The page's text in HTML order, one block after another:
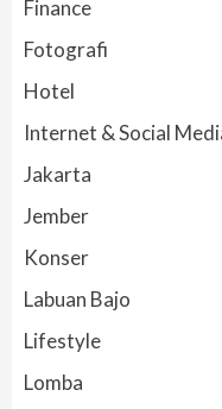
Finance
Fotografi
Hotel
Internet & Social
Jakarta
Jember
Konser
Labuan Bajo
Lifestyle
Lomba